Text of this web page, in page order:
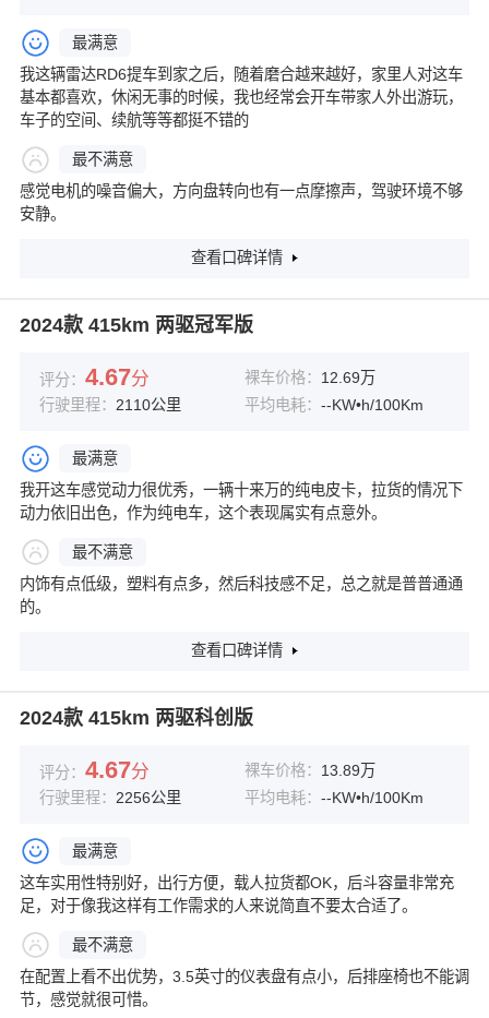
最满意
我这辆雷达RD6提车到家之后，随着磨合越来越好，家里人对这车
基本都喜欢，休闲无事的时候，我也经常会开车带家人外出游玩，
车子的空间、续航等等都挺不错的
最不满意
感觉电机的噪音偏大，方向盘转向也有一点摩擦声，驾驶环境不够
安静。
查看口碑详情
2024款 415km 两驱冠军版
评分： 4.67分 裸车价格： 12.69万
行驶里程： 2110公里 平均电耗： --KW•h/100Km
最满意
我开这车感觉动力很优秀，一辆十来万的纯电皮卡，拉货的情况下
动力依旧出色，作为纯电车，这个表现属实有点意外。
最不满意
内饰有点低级，塑料有点多，然后科技感不足，总之就是普普通通
的。
查看口碑详情
2024款 415km 两驱科创版
评分： 4.67分 裸车价格： 13.89万
行驶里程： 2256公里 平均电耗： --KW•h/100Km
最满意
这车实用性特别好，出行方便，载人拉货都OK，后斗容量非常充
足，对于像我这样有工作需求的人来说简直不要太合适了。
最不满意
在配置上看不出优势，3.5英寸的仪表盘有点小，后排座椅也不能调
节，感觉就很可惜。